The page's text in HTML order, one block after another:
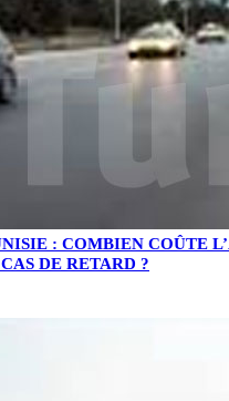
: COMBIEN COÛTE
DE RETARD ?